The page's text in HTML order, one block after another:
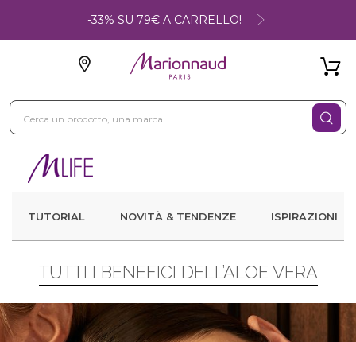
-33% SU 79€ A CARRELLO!
TUTORIAL NOVITÀ & TENDENZE ISPIRAZIONI
TUTTI I BENEFICI DELL’ALOE VERA